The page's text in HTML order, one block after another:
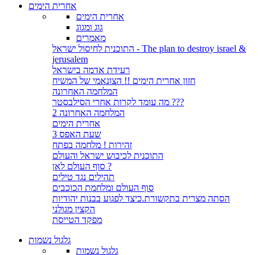
אחרית הימים
אחרית הימים
גוג ומגוג
מאמרים
התוכנית לחיסול ישראל - The plan to destroy israel &
jerusalem
רעידת אדמה בישראל
חזון אחרית הימים !! הצונאמי של המשיח
המלחמה האחרונה
מה עומד לקרות אחרי הסילבסטר ???
המלחמה האחרונה 2
אחרית הימים
שעת האפס 3
זהירות ! מלחמה בפתח
התוכנית לכיבוש ישראל והעולם
סוף העולם לאן ?
תהילים נגד טילים
סוף העולם ומלחמת הכוכבים
הסתה מצרית בתקשורת.כיצד לפגוע בבנות יהודיות
הקצין מגולני
מפקד הטייסת
גלגול נשמות
גלגול נשמות